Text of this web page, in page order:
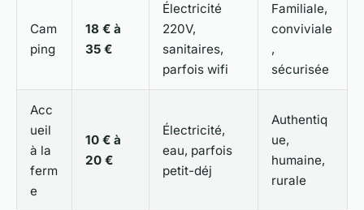
Cam
ping
18 € à
35 €
Électricité
220V,
sanitaires,
parfois wifi
Familiale,
conviviale
,
sécurisée
Acc
ueil
à la
ferm
e
10 € à
20 €
Électricité,
eau, parfois
petit-déj
Authentiq
ue,
humaine,
rurale